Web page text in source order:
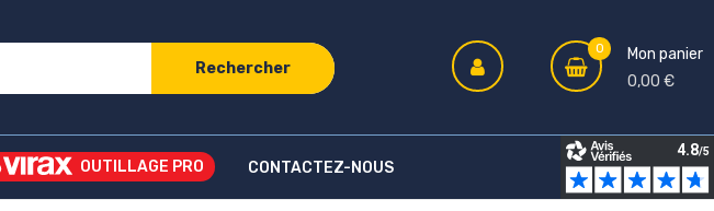
Rechercher
0
Mon panier
0,00 €
CONTACTEZ-NOUS